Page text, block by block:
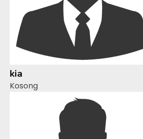
kia
Kosong